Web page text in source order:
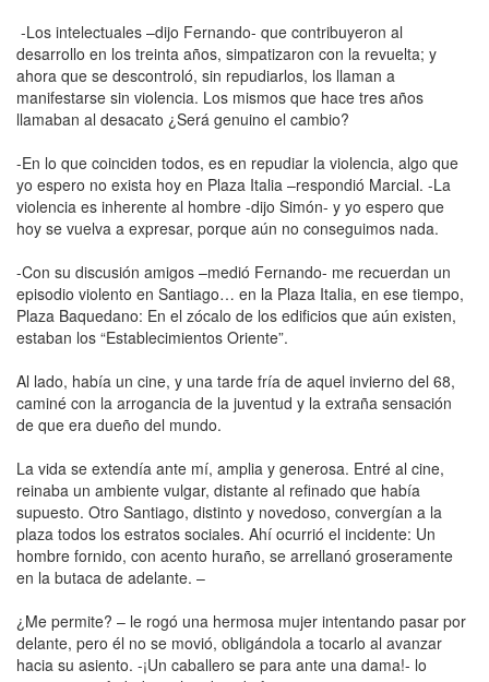
-Los intelectuales –dijo Fernando- que contribuyeron al
desarrollo en los treinta años, simpatizaron con la revuelta; y
ahora que se descontroló, sin repudiarlos, los llaman a
manifestarse sin violencia. Los mismos que hace tres años
llamaban al desacato ¿Será genuino el cambio?
-En lo que coinciden todos, es en repudiar la violencia, algo que
yo espero no exista hoy en Plaza Italia –respondió Marcial. -La
violencia es inherente al hombre -dijo Simón- y yo espero que
hoy se vuelva a expresar, porque aún no conseguimos nada.
-Con su discusión amigos –medió Fernando- me recuerdan un
episodio violento en Santiago… en la Plaza Italia, en ese tiempo,
Plaza Baquedano: En el zócalo de los edificios que aún existen,
estaban los “Establecimientos Oriente”.
Al lado, había un cine, y una tarde fría de aquel invierno del 68,
caminé con la arrogancia de la juventud y la extraña sensación
de que era dueño del mundo.
La vida se extendía ante mí, amplia y generosa. Entré al cine,
reinaba un ambiente vulgar, distante al refinado que había
supuesto. Otro Santiago, distinto y novedoso, convergían a la
plaza todos los estratos sociales. Ahí ocurrió el incidente: Un
hombre fornido, con acento huraño, se arrellanó groseramente
en la butaca de adelante. –
¿Me permite? – le rogó una hermosa mujer intentando pasar por
delante, pero él no se movió, obligándola a tocarlo al avanzar
hacia su asiento. -¡Un caballero se para ante una dama!- lo